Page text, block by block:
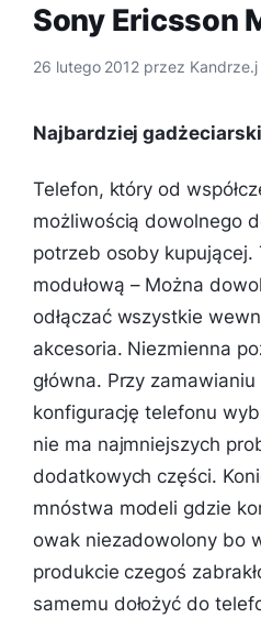
Sony Ericsson
26 lutego 2012 przez Kandrze.j
Najbardziej
Telefon, który od
możliwością dowolnego
potrzeb osoby
modułową – Można
odłączać wszystkie
akcesoria. Niezmienna
główna. Przy
konfigurację telefonu
nie ma najmniejszych
dodatkowych części.
mnóstwa modeli gdzie
owak niezadowolony bo
produkcie czegoś
samemu dołożyć do